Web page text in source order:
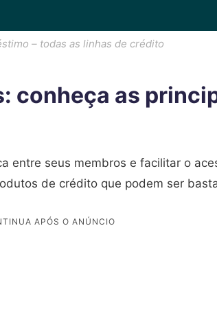
– todas as linhas de crédito
conheça as
entre seus membros e facilitar o
de crédito que podem ser